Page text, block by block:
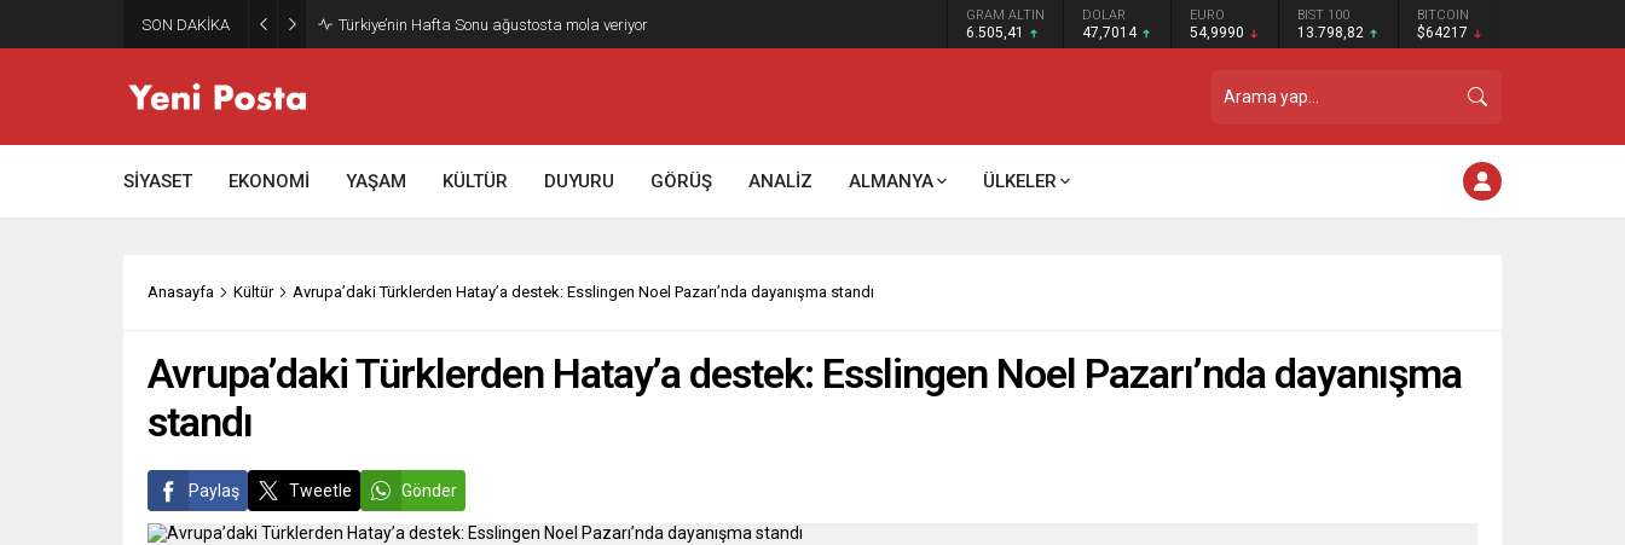
SON DAKİKA Gazze’nin geleceği: Teknokratik kontrol mü, kolonializm mi? GRAM ALTIN
6.505,41
DOLAR
47,7014
EURO
54,9990
BIST 100
13.798,82
BITCOIN
$64217
SİYASET EKONOMİ YAŞAM KÜLTÜR DUYURU GÖRÜŞ ANALİZ ALMANYA ÜLKELER
Anasayfa Kültür Avrupa’daki Türklerden Hatay’a destek: Esslingen Noel Pazarı’nda dayanışma standı
Avrupa’daki Türklerden Hatay’a destek: Esslingen Noel Pazarı’nda dayanışma
standı
Paylaş Tweetle Gönder